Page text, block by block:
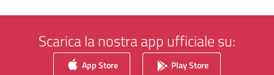
Scarica la nostra app ufficiale su:
App Store Play Store